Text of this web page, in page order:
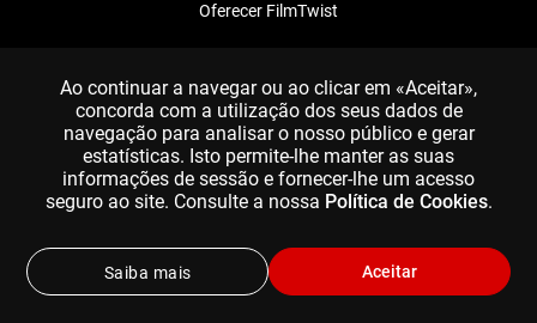
Oferecer FilmTwist
Ao continuar a navegar ou ao clicar em «Aceitar»,
concorda com a utilização dos seus dados de
navegação para analisar o nosso público e gerar
estatísticas. Isto permite-lhe manter as suas
informações de sessão e fornecer-lhe um acesso
seguro ao site. Consulte a nossa Política de Cookies.
Aceitar
Saiba mais